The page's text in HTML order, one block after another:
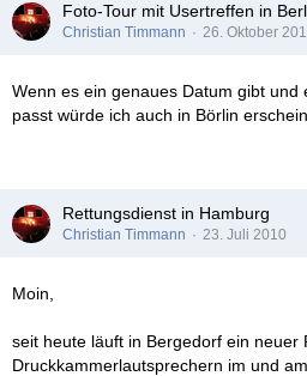
Foto-Tour mit Usertreffen in
Christian Timmann 26. Oktober
Wenn es ein genaues Datum gibt
passt würde ich auch in Börlin
Rettungsdienst in Hamburg
Christian Timmann 23. Juli 2010
Moin,
seit heute läuft in Bergedorf ein neuer
Druckkammerlautsprechern im und